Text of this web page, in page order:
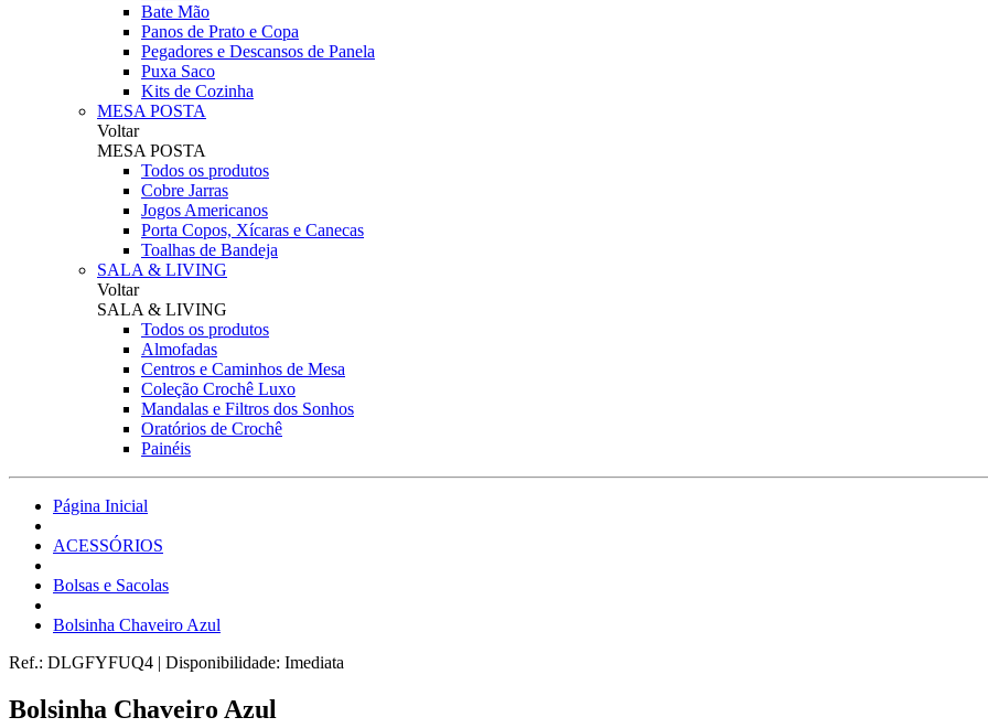
Bate Mão
Panos de Prato e Copa
Pegadores e Descansos de Panela
Puxa Saco
Kits de Cozinha
MESA POSTA
Voltar
MESA POSTA
Todos os produtos
Cobre Jarras
Jogos Americanos
Porta Copos, Xícaras e Canecas
Toalhas de Bandeja
SALA & LIVING
Voltar
SALA & LIVING
Todos os produtos
Almofadas
Centros e Caminhos de Mesa
Coleção Crochê Luxo
Mandalas e Filtros dos Sonhos
Oratórios de Crochê
Painéis
Página Inicial
ACESSÓRIOS
Bolsas e Sacolas
Bolsinha Chaveiro Azul
Ref.: DLGFYFUQ4 | Disponibilidade: Imediata
Bolsinha Chaveiro Azul